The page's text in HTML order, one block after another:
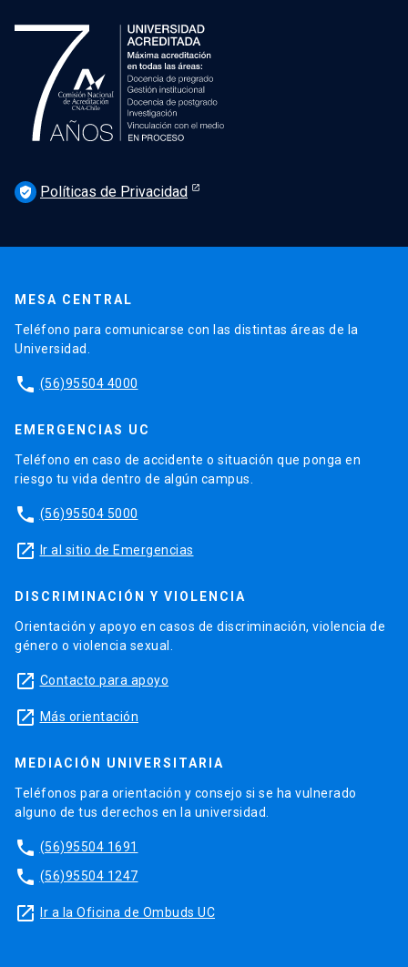
verified_user Políticas de Privacidad
MESA CENTRAL
Teléfono para comunicarse con las distintas áreas de la
Universidad.
phone (56)95504 4000
EMERGENCIAS UC
Teléfono en caso de accidente o situación que ponga en
riesgo tu vida dentro de algún campus.
phone (56)95504 5000
launch Ir al sitio de Emergencias
DISCRIMINACIÓN Y VIOLENCIA
Orientación y apoyo en casos de discriminación, violencia de
género o violencia sexual.
launch Contacto para apoyo
launch Más orientación
MEDIACIÓN UNIVERSITARIA
Teléfonos para orientación y consejo si se ha vulnerado
alguno de tus derechos en la universidad.
phone (56)95504 1691
phone (56)95504 1247
launch Ir a la Oficina de Ombuds UC